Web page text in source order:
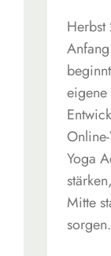
Herbst
eigene
Yoga
Mitte
sorgen.